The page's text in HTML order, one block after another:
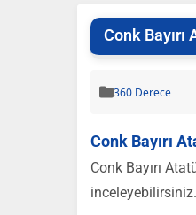
Conk
360 Derece
Conk Bayırı
Conk Bayırı
inceleyebilirsiniz.